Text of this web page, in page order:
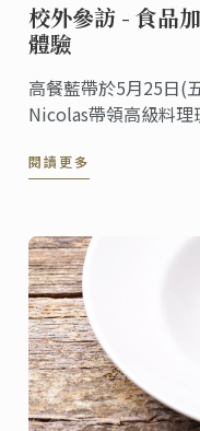
校外參訪 - 食品
體驗
高餐藍帶於5月25日(
Nicolas帶領高級料理
主軸，目的為使高級
閱讀更多